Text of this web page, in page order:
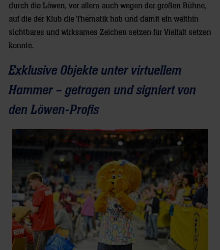
durch die Löwen, vor allem auch wegen der großen Bühne,
auf die der Klub die Thematik hob und damit ein weithin
sichtbares und wirksames Zeichen setzen für Vielfalt setzen
konnte.
Exklusive Objekte unter virtuellem
Hammer – getragen und signiert von
den Löwen-Profis